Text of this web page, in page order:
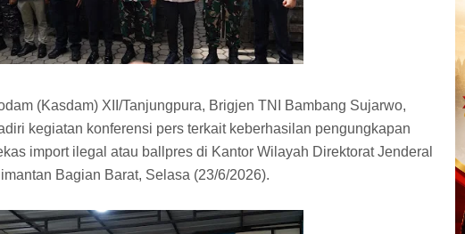
(Kasdam) XII/Tanjungpura, Brigjen TNI Bambang Sujarwo,
kegiatan konferensi pers terkait keberhasilan pengungkapan
import ilegal atau ballpres di Kantor Wilayah Direktorat Jenderal
Bagian Barat, Selasa (23/6/2026).